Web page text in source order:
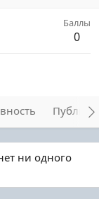
Баллы
0
ни одного